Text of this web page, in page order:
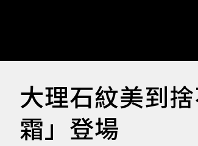
大理石紋美到
霜」登場